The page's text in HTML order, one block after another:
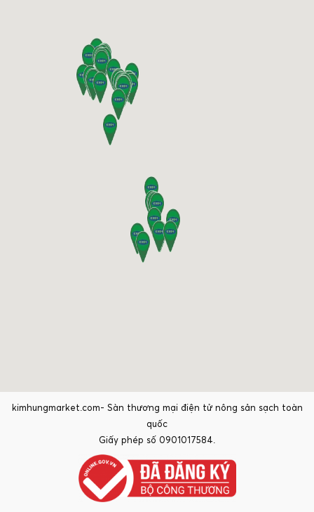
kimhungmarket.com- Sàn thương mại điện tử nông sản sạch toàn
quốc
Giấy phép số 0901017584.